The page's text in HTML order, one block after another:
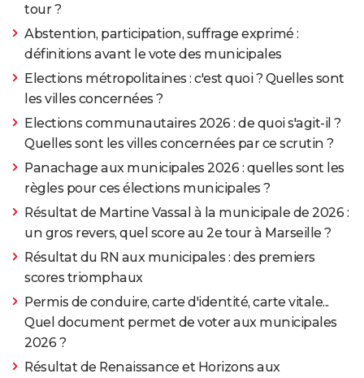
tour ?
Abstention, participation, suffrage exprimé :
définitions avant le vote des municipales
Elections métropolitaines : c'est quoi ? Quelles sont
les villes concernées ?
Elections communautaires 2026 : de quoi s'agit-il ?
Quelles sont les villes concernées par ce scrutin ?
Panachage aux municipales 2026 : quelles sont les
règles pour ces élections municipales ?
Résultat de Martine Vassal à la municipale de 2026 :
un gros revers, quel score au 2e tour à Marseille ?
Résultat du RN aux municipales : des premiers
scores triomphaux
Permis de conduire, carte d'identité, carte vitale...
Quel document permet de voter aux municipales
2026 ?
Résultat de Renaissance et Horizons aux